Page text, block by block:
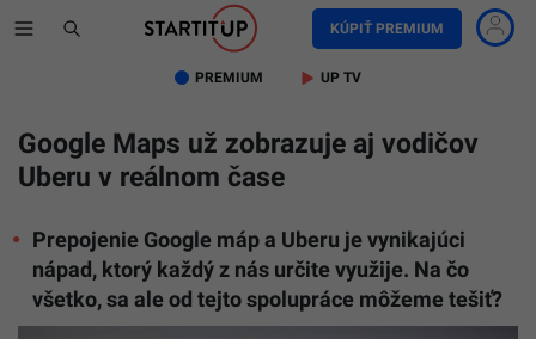
KÚPIŤ PREMIUM
PREMIUM UP TV
Google Maps už zobrazuje aj vodičov
Uberu v reálnom čase
Prepojenie Google máp a Uberu je vynikajúci
nápad, ktorý každý z nás určite využije. Na čo
všetko, sa ale od tejto spolupráce môžeme tešiť?